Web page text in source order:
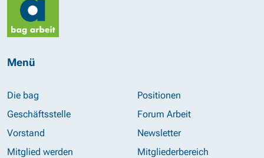
Menü
Die bag
Geschäftsstelle
Vorstand
Mitglied werden
Positionen
Forum Arbeit
Newsletter
Mitgliederbereich